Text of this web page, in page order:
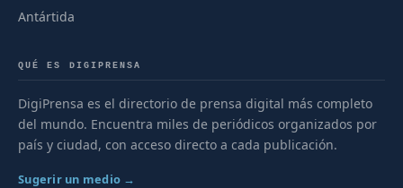
Antártida
QUÉ ES DIGIPRENSA
DigiPrensa es el directorio de prensa digital más completo
del mundo. Encuentra miles de periódicos organizados por
país y ciudad, con acceso directo a cada publicación.
Sugerir un medio →